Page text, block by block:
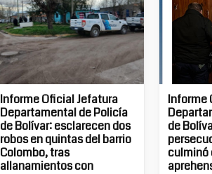
Informe Oficial Jefatura
Departamental de Policía
de Bolívar: esclarecen dos
robos en quintas del barrio
Colombo, tras
allanamientos con
Informe
de
culminó